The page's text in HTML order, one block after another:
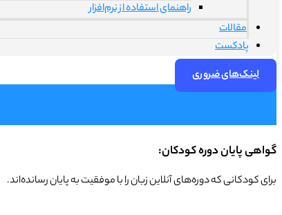
راهنمای استفاده از نرم‌افزار
مقالات
پادکست
لینک‌های ضروری
گواهی پایان دوره کودکان:
برای کودکانی که دوره‌های آنلاین زبان را با موفقیت به پایان رسانده‌اند.